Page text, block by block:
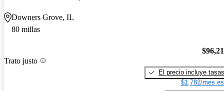
Downers Grove, IL
80 millas
Trato justo
El precio incluye tasas
$1,782/mes